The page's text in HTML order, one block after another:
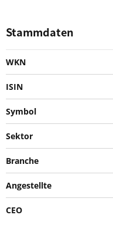
Stammdaten
WKN
ISIN
Symbol
Sektor
Branche
Angestellte
CEO